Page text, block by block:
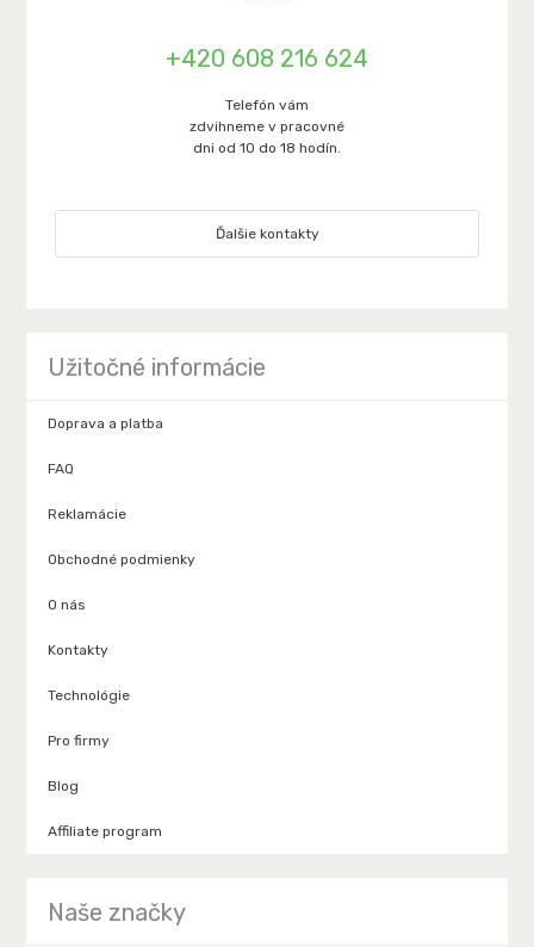
+420 608 216 624
Telefón vám
zdvihneme v pracovné
dni od 10 do 18 hodín.
Ďalšie kontakty
Užitočné informácie
Doprava a platba
FAQ
Reklamácie
Obchodné podmienky
O nás
Kontakty
Technológie
Pro firmy
Blog
Affiliate program
Naše značky